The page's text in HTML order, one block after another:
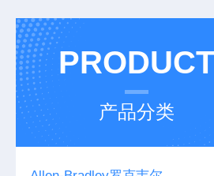
PRODUCT
产品分类